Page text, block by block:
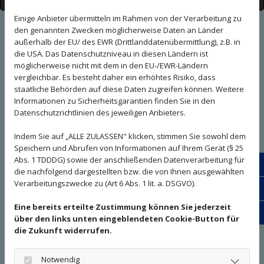
Cookie Einstellungen
Wegbeschreibung
Über Emmendingen
Autobahnausfahrt Teningen
B3 weiter folgen Richtung Freiburg
Rechts abbiegen Richtung Denzlingen
Nach Ortseingang Denzlingen den 1. Kreisverkehr
an der 2. Ausfahrt verlassen
an der 3. Ausfahrt verlassen
(Schwarzwaldstr.)
Der abknickenden Vorfahrtsstr. nach rechts
folgen (Rosenstr.)
Einige Anbieter übermitteln im Rahmen von der Verarbeitung zu
den genannten Zwecken möglicherweise Daten an Länder
außerhalb der EU/ des EWR (Drittlanddatenübermittlung), z.B. in
die USA. Das Datenschutzniveau in diesen Ländern ist
möglicherweise nicht mit dem in den EU-/EWR-Ländern
vergleichbar. Es besteht daher ein erhöhtes Risiko, dass
staatliche Behörden auf diese Daten zugreifen können. Weitere
Informationen zu Sicherheitsgarantien finden Sie in den
Datenschutzrichtlinien des jeweiligen Anbieters.
Indem Sie auf „ALLE ZULASSEN" klicken, stimmen Sie sowohl dem
Speichern und Abrufen von Informationen auf Ihrem Gerät (§ 25
Abs. 1 TDDDG) sowie der anschließenden Datenverarbeitung für
die nachfolgend dargestellten bzw. die von Ihnen ausgewählten
Verarbeitungszwecke zu (Art 6 Abs. 1 lit. a. DSGVO).
Eine bereits erteilte Zustimmung können Sie jederzeit
über den links unten eingeblendeten Cookie-Button für
die Zukunft widerrufen.
Notwendig